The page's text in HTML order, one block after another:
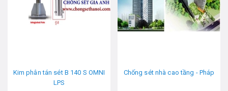
Kim phân tán sét B 140 S OMNI
LPS
Chống sét nhà cao tầng - Pháp